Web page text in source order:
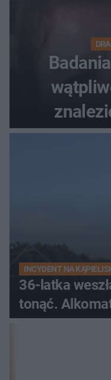
INCYDENT NA
36-latka
tonąć.